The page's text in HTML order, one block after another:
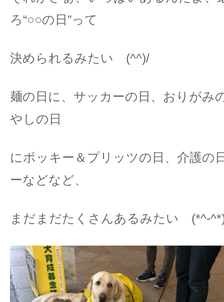
ろ“○○の日”って
決められるみたい (^^)/
麺の日に、サッカーの日、おりがみ
やしの日
にポッキー＆プリッツの日、介護の
ーなどなど、
まだまだたくさんあるみたい (*^-